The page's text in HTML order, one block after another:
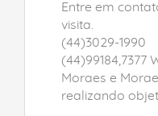
Entre em
visita.
(44)3029-1990
(44)99184,7377
Moraes e
realizando